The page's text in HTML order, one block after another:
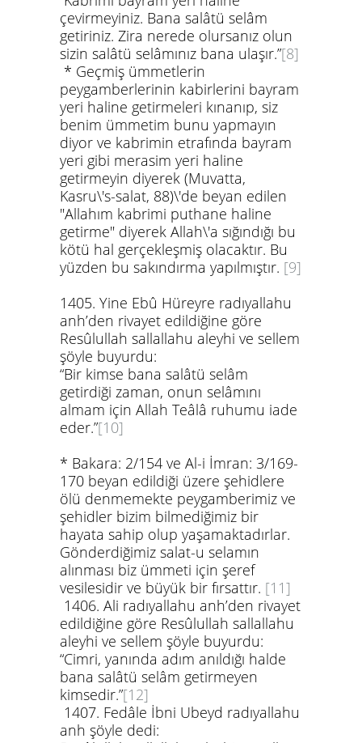
çevirmeyiniz. Bana salâtü selâm
getiriniz. Zira nerede olursanız olun
sizin salâtü selâmınız bana ulaşır.”[8]
* Geçmiş ümmetlerin
peygamberlerinin kabirlerini bayram
yeri haline getirmeleri kınanıp, siz
benim ümmetim bunu yapmayın
diyor ve kabrimin etrafında bayram
yeri gibi merasim yeri haline
getirmeyin diyerek (Muvatta,
Kasru\'s-salat, 88)\'de beyan edilen
"Allahım kabrimi puthane haline
getirme" diyerek Allah\'a sığındığı bu
kötü hal gerçekleşmiş olacaktır. Bu
yüzden bu sakındırma yapılmıştır. [9]
1405. Yine Ebû Hüreyre radıyallahu
anh’den rivayet edildiğine göre
Resûlullah sallallahu aleyhi ve sellem
şöyle buyurdu:
“Bir kimse bana salâtü selâm
getirdiği zaman, onun selâmını
almam için Allah Teâlâ ruhumu iade
eder.”[10]
* Bakara: 2/154 ve Al-i İmran: 3/169-
170 beyan edildiği üzere şehidlere
ölü denmemekte peygamberimiz ve
şehidler bizim bilmediğimiz bir
hayata sahip olup yaşamaktadırlar.
Gönderdiğimiz salat-u selamın
alınması biz ümmeti için şeref
vesilesidir ve büyük bir fırsattır. [11]
1406. Ali radıyallahu anh’den rivayet
edildiğine göre Resûlullah sallallahu
aleyhi ve sellem şöyle buyurdu:
“Cimri, yanında adım anıldığı halde
bana salâtü selâm getirmeyen
kimsedir.”[12]
1407. Fedâle İbni Ubeyd radıyallahu
anh şöyle dedi: